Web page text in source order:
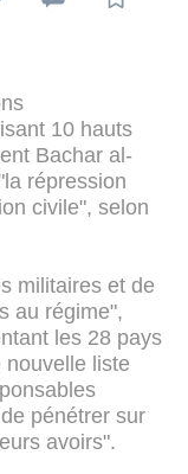
10 hauts
Bachar al-
répression
civile", selon
militaires et de
au régime",
les 28 pays
liste
pénétrer sur
avoirs".